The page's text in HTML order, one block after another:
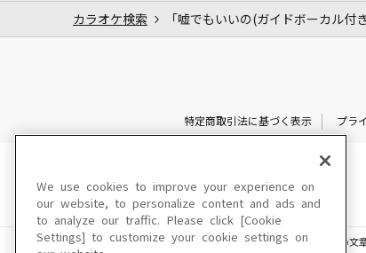
カラオケ検索 「嘘でもいいの(ガイドボーカル付
特定商取引法に基づく表示
プラ
このサイトに掲載されている一切の
We use cookies to improve your experience on
our website, to personalize content and ads and
to analyze our traffic. Please click [Cookie
Settings] to customize your cookie settings on